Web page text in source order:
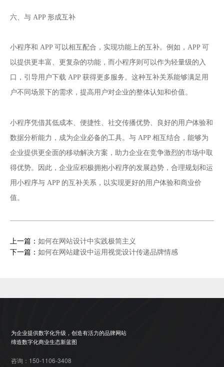
六、与 APP 形成互补
小程序和 APP 可以相互配合，实现功能上的互补。例如，APP 可
以提供更丰富、更复杂的功能，而小程序则可以作为轻量级的入
口，引导用户下载 APP 获得更多服务。这种互补关系能够满足用
户不同场景下的需求，提高用户对企业的整体认知和价值。
小程序凭借其低成本、便捷性、社交传播优势、良好的用户体验和
数据分析能力，成为企业必备的工具。与 APP 相互结合，能够为
企业提供更全面的移动解决方案，助力企业在竞争激烈的市场中取
得优势。因此，企业应积极拥抱小程序的发展趋势，合理规划和运
用小程序与 APP 的互补关系，以实现更好的用户体验和商业价
值。
上一篇： 如何在网站设计中实践极简主义
下一篇： 如何在网站建设中运用视觉设计传递品牌情感
为企业提供数字化升级，创造有活力的品牌网站
缔造数字化商业生态新蓝图
咨询：150-1106-3408